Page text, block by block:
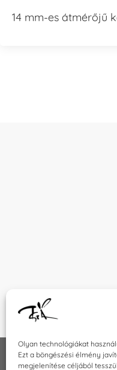
Olyan technológiákat
Ezt a böngészési élmény
megjelenítése céljából
14 mm-es átmérőjű
INFORMÁCIÓK